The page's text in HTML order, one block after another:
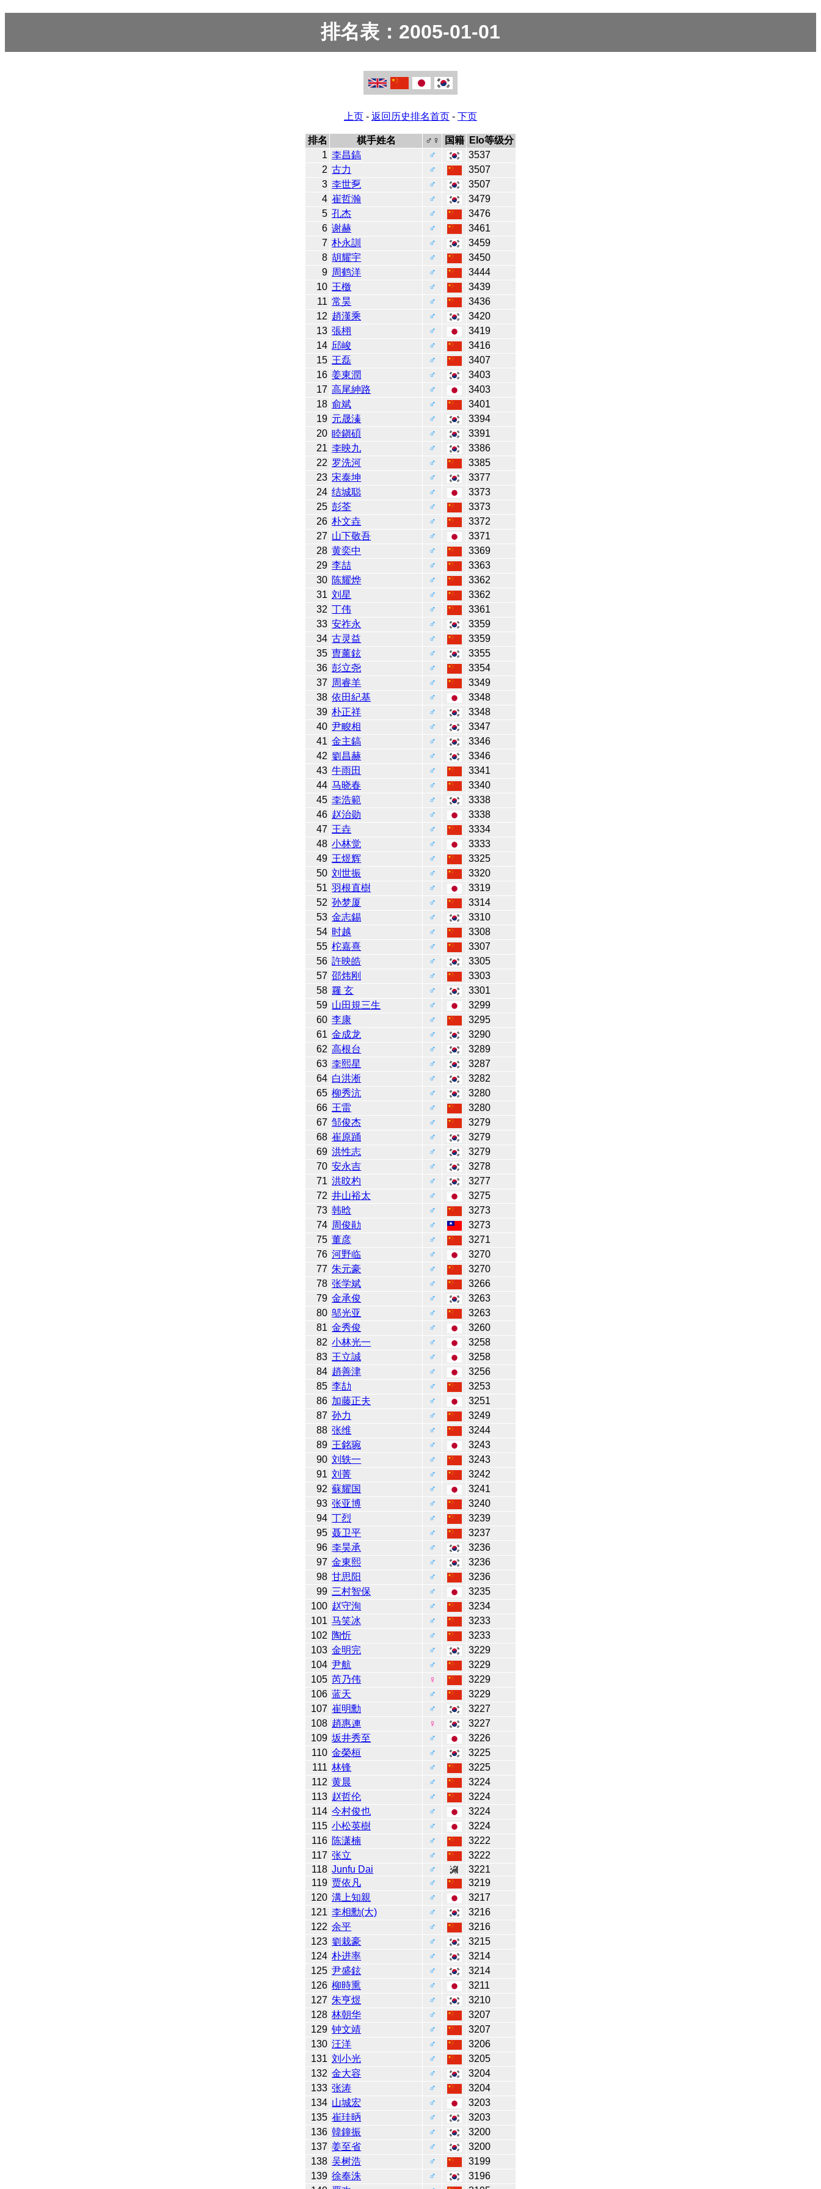
排名表：2005-01-01
上页 - 返回历史排名首页 - 下页
排名 棋手姓名 ♂♀ 国籍
Elo等级分
1 李昌鎬 ♂
3537
2 古力 ♂
3507
3 李世乭 ♂
3507
4 崔哲瀚 ♂
3479
5 孔杰 ♂
3476
6 谢赫 ♂
3461
7 朴永訓 ♂
3459
8 胡耀宇 ♂
3450
9 周鹤洋 ♂
3444
10 王檄 ♂
3439
11 常昊 ♂
3436
12 趙漢乘 ♂
3420
13 張栩 ♂
3419
14 邱峻 ♂
3416
15 王磊 ♂
3407
16 姜東潤 ♂
3403
17 高尾紳路 ♂
3403
18 俞斌 ♂
3401
19 元晟溱 ♂
3394
20 睦鎭碩 ♂
3391
21 李映九 ♂
3386
22 罗洗河 ♂
3385
23 宋泰坤 ♂
3377
24 结城聪 ♂
3373
25 彭荃 ♂
3373
26 朴文垚 ♂
3372
27 山下敬吾 ♂
3371
28 黄奕中 ♂
3369
29 李喆 ♂
3363
30 陈耀烨 ♂
3362
31 刘星 ♂
3362
32 丁伟 ♂
3361
33 安祚永 ♂
3359
34 古灵益 ♂
3359
35 曺薰鉉 ♂
3355
36 彭立尧 ♂
3354
37 周睿羊 ♂
3349
38 依田紀基 ♂
3348
39 朴正祥 ♂
3348
40 尹畯相 ♂
3347
41 金主鎬 ♂
3346
42 劉昌赫 ♂
3346
43 牛雨田 ♂
3341
44 马晓春 ♂
3340
45 李浩範 ♂
3338
46 赵治勋 ♂
3338
47 王垚 ♂
3334
48 小林觉 ♂
3333
49 王煜辉 ♂
3325
50 刘世振 ♂
3320
51 羽根直樹 ♂
3319
52 孙梦厦 ♂
3314
53 金志錫 ♂
3310
54 时越 ♂
3308
55 柁嘉熹 ♂
3307
56 許映皓 ♂
3305
57 邵炜刚 ♂
3303
58 羅 玄 ♂
3301
59 山田規三生 ♂
3299
60 李康 ♂
3295
61 金成龙 ♂
3290
62 高根台 ♂
3289
63 李熙星 ♂
3287
64 白洪淅 ♂
3282
65 柳秀沆 ♂
3280
66 王雷 ♂
3280
67 邹俊杰 ♂
3279
68 崔原踊 ♂
3279
69 洪性志 ♂
3279
70 安永吉 ♂
3278
71 洪旼杓 ♂
3277
72 井山裕太 ♂
3275
73 韩晗 ♂
3273
74 周俊勛 ♂
3273
75 董彦 ♂
3271
76 河野临 ♂
3270
77 朱元豪 ♂
3270
78 张学斌 ♂
3266
79 金承俊 ♂
3263
80 邬光亚 ♂
3263
81 金秀俊 ♂
3260
82 小林光一 ♂
3258
83 王立誠 ♂
3258
84 趙善津 ♂
3256
85 李劼 ♂
3253
86 加藤正夫 ♂
3251
87 孙力 ♂
3249
88 张维 ♂
3244
89 王銘琬 ♂
3243
90 刘轶一 ♂
3243
91 刘菁 ♂
3242
92 蘇耀国 ♂
3241
93 张亚博 ♂
3240
94 丁烈 ♂
3239
95 聂卫平 ♂
3237
96 李昊承 ♂
3236
97 金東熙 ♂
3236
98 甘思阳 ♂
3236
99 三村智保 ♂
3235
100 赵守洵 ♂
3234
101 马笑冰 ♂
3233
102 陶忻 ♂
3233
103 金明完 ♂
3229
104 尹航 ♂
3229
105 芮乃伟 ♀
3229
106 蓝天 ♂
3229
107 崔明勳 ♂
3227
108 趙惠連 ♀
3227
109 坂井秀至 ♂
3226
110 金榮桓 ♂
3225
111 林锋 ♂
3225
112 黄晨 ♂
3224
113 赵哲伦 ♂
3224
114 今村俊也 ♂
3224
115 小松英樹 ♂
3224
116 陈潇楠 ♂
3222
117 张立 ♂
3222
118 Junfu Dai ♂
3221
119 贾依凡 ♂
3219
120 溝上知親 ♂
3217
121 李相勳(大) ♂
3216
122 余平 ♂
3216
123 劉栽豪 ♂
3215
124 朴进率 ♂
3214
125 尹盛鉉 ♂
3214
126 柳時熏 ♂
3211
127 朱亨煜 ♂
3210
128 林朝华 ♂
3207
129 钟文靖 ♂
3207
130 汪洋 ♂
3206
131 刘小光 ♂
3205
132 金大容 ♂
3204
133 张涛 ♂
3204
134 山城宏 ♂
3203
135 崔珪昞 ♂
3203
136 韓鐘振 ♂
3200
137 姜至省 ♂
3200
138 吴树浩 ♂
3199
139 徐奉洙 ♂
3196